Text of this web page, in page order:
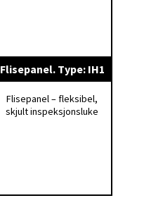
Flisepanel. Type: IH1
Flisepanel – fleksibel,
skjult inspeksjonsluke